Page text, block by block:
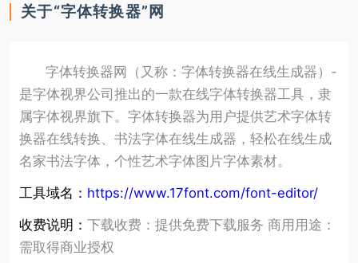
关于“字体转换器”网
字体转换器网（又称：字体转换器在线生成器）-
是字体视界公司推出的一款在线字体转换器工具，隶
属字体视界旗下。字体转换器为用户提供艺术字体转
换器在线转换、书法字体在线生成器，轻松在线生成
名家书法字体，个性艺术字体图片字体素材。
工具域名： https://www.17font.com/font-editor/
收费说明： 下载收费：提供免费下载服务 商用用途：
需取得商业授权